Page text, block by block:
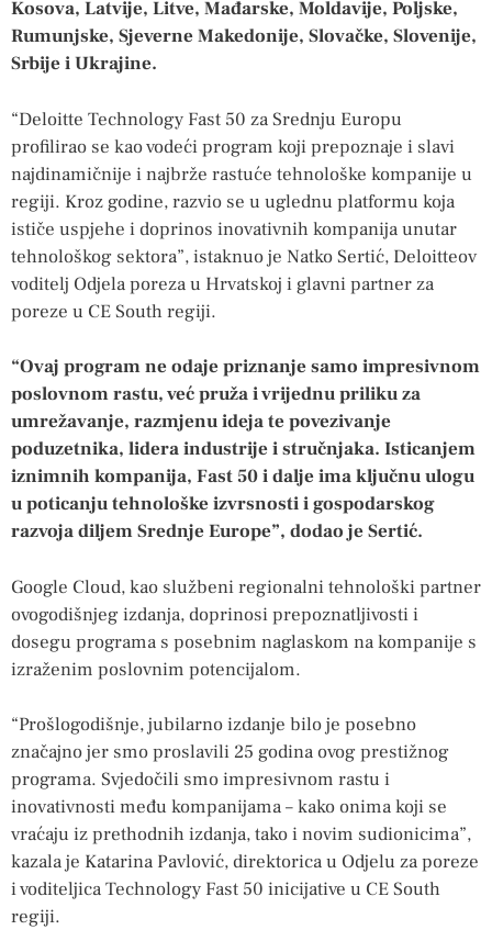
Kosova, Latvije, Litve, Mađarske, Moldavije, Poljske,
Rumunjske, Sjeverne Makedonije, Slovačke, Slovenije,
Srbije i Ukrajine.
“Deloitte Technology Fast 50 za Srednju Europu
profilirao se kao vodeći program koji prepoznaje i slavi
najdinamičnije i najbrže rastuće tehnološke kompanije u
regiji. Kroz godine, razvio se u uglednu platformu koja
ističe uspjehe i doprinos inovativnih kompanija unutar
tehnološkog sektora”, istaknuo je Natko Sertić, Deloitteov
voditelj Odjela poreza u Hrvatskoj i glavni partner za
poreze u CE South regiji.
“Ovaj program ne odaje priznanje samo impresivnom
poslovnom rastu, već pruža i vrijednu priliku za
umrežavanje, razmjenu ideja te povezivanje
poduzetnika, lidera industrije i stručnjaka. Isticanjem
iznimnih kompanija, Fast 50 i dalje ima ključnu ulogu
u poticanju tehnološke izvrsnosti i gospodarskog
razvoja diljem Srednje Europe”, dodao je Sertić.
Google Cloud, kao službeni regionalni tehnološki partner
ovogodišnjeg izdanja, doprinosi prepoznatljivosti i
dosegu programa s posebnim naglaskom na kompanije s
izraženim poslovnim potencijalom.
“Prošlogodišnje, jubilarno izdanje bilo je posebno
značajno jer smo proslavili 25 godina ovog prestižnog
programa. Svjedočili smo impresivnom rastu i
inovativnosti među kompanijama – kako onima koji se
vraćaju iz prethodnih izdanja, tako i novim sudionicima”,
kazala je Katarina Pavlović, direktorica u Odjelu za poreze
i voditeljica Technology Fast 50 inicijative u CE South
regiji.